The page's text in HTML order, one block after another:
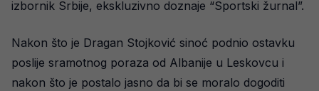
izbornik Srbije, ekskluzivno doznaje “Sportski žurnal”.
Nakon što je Dragan Stojković sinoć podnio ostavku
poslije sramotnog poraza od Albanije u Leskovcu i
nakon što je postalo jasno da bi se moralo dogoditi